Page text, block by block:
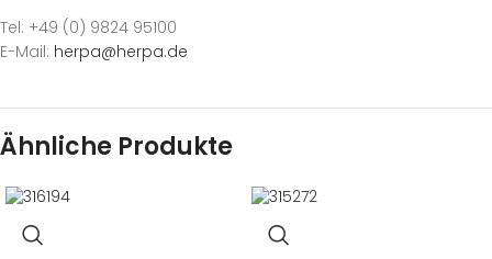
Tel: +49 (0) 9824 95100
E-Mail: herpa@herpa.de
Ähnliche Produkte